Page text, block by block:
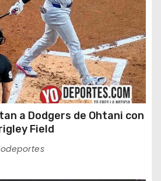
a Dodgers de Ohtani con
Field